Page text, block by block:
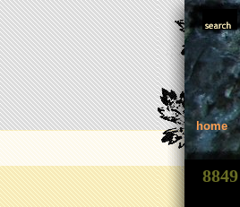
home
8849